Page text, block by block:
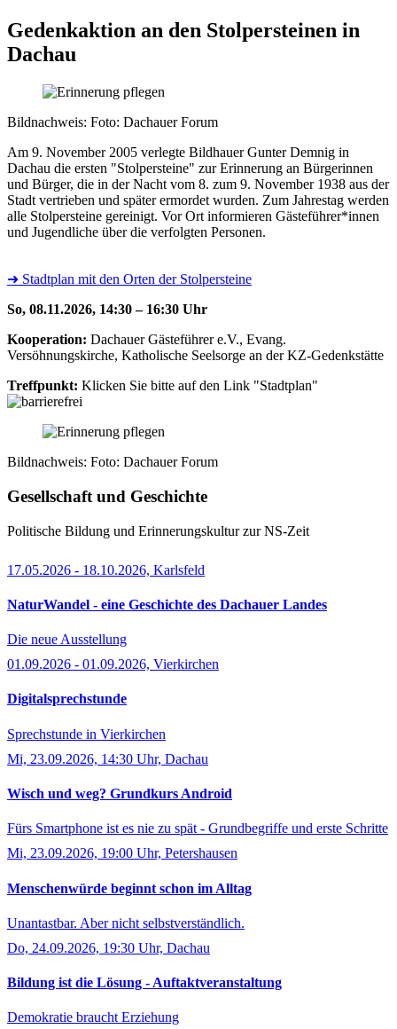
Gedenkaktion an den Stolpersteinen in
Dachau
Bildnachweis: Foto: Dachauer Forum
Am 9. November 2005 verlegte Bildhauer Gunter Demnig in
Dachau die ersten "Stolpersteine" zur Erinnerung an Bürgerinnen
und Bürger, die in der Nacht vom 8. zum 9. November 1938 aus der
Stadt vertrieben und später ermordet wurden. Zum Jahrestag werden
alle Stolpersteine gereinigt. Vor Ort informieren Gästeführer*innen
und Jugendliche über die verfolgten Personen.
➜ Stadtplan mit den Orten der Stolpersteine
So, 08.11.2026, 14:30 – 16:30 Uhr
Kooperation: Dachauer Gästeführer e.V., Evang.
Versöhnungskirche, Katholische Seelsorge an der KZ-Gedenkstätte
Treffpunkt: Klicken Sie bitte auf den Link "Stadtplan"
Bildnachweis: Foto: Dachauer Forum
Gesellschaft und Geschichte
Politische Bildung und Erinnerungskultur zur NS-Zeit
17.05.2026 - 18.10.2026, Karlsfeld
NaturWandel - eine Geschichte des Dachauer Landes
Die neue Ausstellung
01.09.2026 - 01.09.2026, Vierkirchen
Digitalsprechstunde
Sprechstunde in Vierkirchen
Mi, 23.09.2026, 14:30 Uhr, Dachau
Wisch und weg? Grundkurs Android
Fürs Smartphone ist es nie zu spät - Grundbegriffe und erste Schritte
Mi, 23.09.2026, 19:00 Uhr, Petershausen
Menschenwürde beginnt schon im Alltag
Unantastbar. Aber nicht selbstverständlich.
Do, 24.09.2026, 19:30 Uhr, Dachau
Bildung ist die Lösung - Auftaktveranstaltung
Demokratie braucht Erziehung